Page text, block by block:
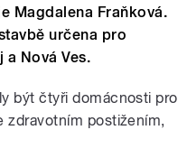
Magdalena Fraňková.
určena pro
a Nová Ves.
být čtyři domácnosti pro
zdravotním postižením,